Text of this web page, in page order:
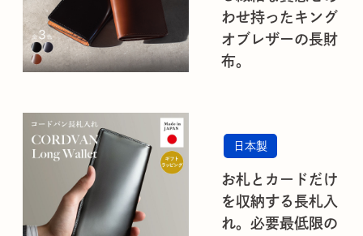
わせ持ったキング
オブレザーの長財
布。
日本製
お札とカードだけ
を収納する長札入
れ。必要最低限の